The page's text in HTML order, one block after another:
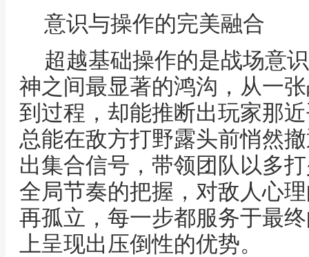
意识与操作的完美融合
超越基础操作的是战场意
神之间最显著的鸿沟，从一
到过程，却能推断出玩家那
总能在敌方打野露头前悄然
出集合信号，带领团队以多
全局节奏的把握，对敌人心
再孤立，每一步都服务于最
上呈现出压倒性的优势。